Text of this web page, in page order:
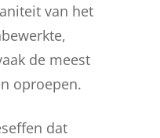
van het
de meest
oproepen.
dat